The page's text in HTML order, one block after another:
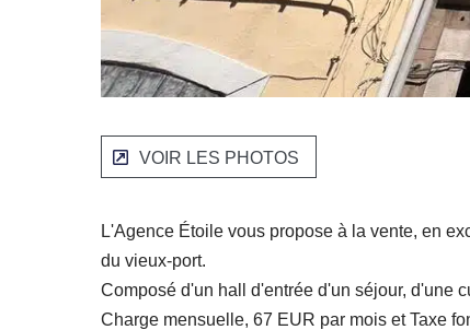
VOIR LES PHOTOS
L'Agence Étoile vous propose à la vente, en
du vieux-port.
Composé d'un hall d'entrée d'un séjour, d'une
Charge mensuelle, 67 EUR par mois et Taxe